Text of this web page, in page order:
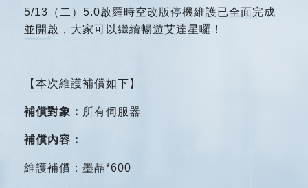
5/13 （二）5.0啟羅時空改版停機維護已全面完成
並開啟，大家可以繼續暢遊艾達星囉！
【本次維護補償如下】
補償對象： 所有伺服器
補償內容：
維護補償：墨晶*600